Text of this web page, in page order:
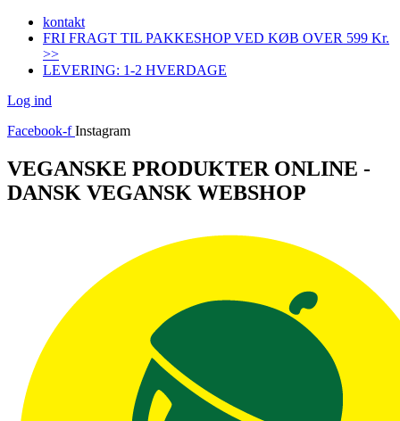
Videre
indhold
kontakt
FRI FRAGT TIL PAKKESHOP VED KØB OVER 599 Kr.
>>
LEVERING: 1-2 HVERDAGE
Log ind
Facebook-f Instagram
VEGANSKE PRODUKTER ONLINE -
DANSK VEGANSK WEBSHOP